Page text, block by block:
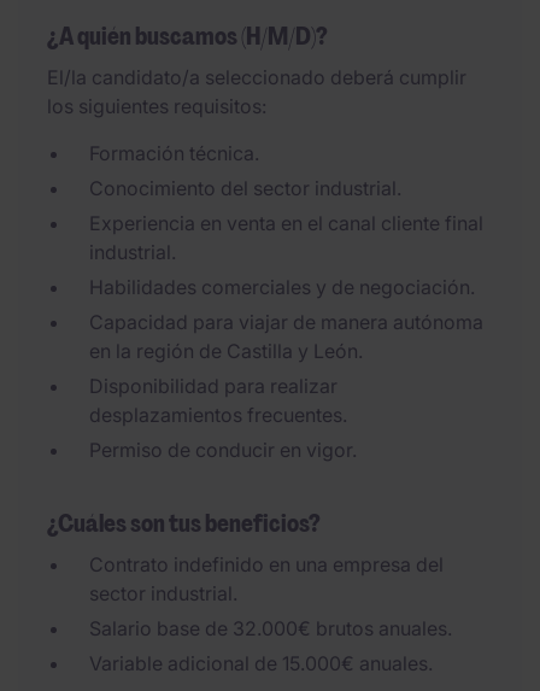
¿A quién buscamos (H/M/D)?
El/la candidato/a seleccionado deberá cumplir
los siguientes requisitos:
Formación técnica.
Conocimiento del sector industrial.
Experiencia en venta en el canal cliente final
industrial.
Habilidades comerciales y de negociación.
Capacidad para viajar de manera autónoma
en la región de Castilla y León.
Disponibilidad para realizar
desplazamientos frecuentes.
Permiso de conducir en vigor.
¿Cuáles son tus beneficios?
Contrato indefinido en una empresa del
sector industrial.
Salario base de 32.000€ brutos anuales.
Variable adicional de 15.000€ anuales.